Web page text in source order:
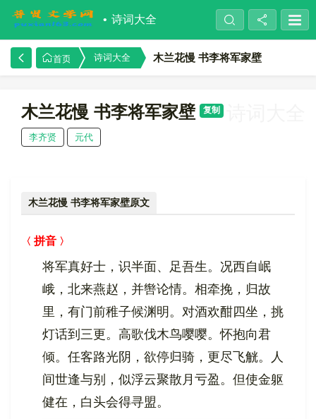
诗词大全
首页 诗词大全 木兰花慢 书李将军家壁
木兰花慢 书李将军家壁 复制
李齐贤 元代
木兰花慢 书李将军家壁原文
拼音
将军真好士，识半面、足吾生。况西自岷
峨，北来燕赵，并辔论情。相牵挽，归故
里，有门前稚子候渊明。对酒欢酣四坐，挑
灯话到三更。高歌伐木鸟嘤嘤。怀抱向君
倾。任客路光阴，欲停归骑，更尽飞觥。人
间世逢与别，似浮云聚散月亏盈。但使金躯
健在，白头会得寻盟。